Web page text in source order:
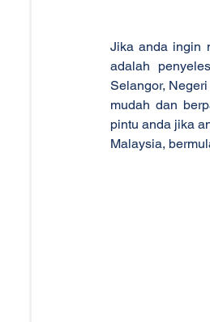
Jika anda ingin
adalah
Selangor,
mudah dan
pintu anda jika
Malaysia,